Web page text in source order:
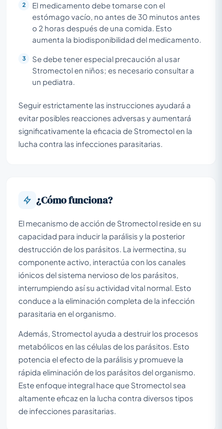
El medicamento debe tomarse con el
estómago vacío, no antes de 30 minutos antes
o 2 horas después de una comida. Esto
aumenta la biodisponibilidad del medicamento.
Se debe tener especial precaución al usar
Stromectol en niños; es necesario consultar a
un pediatra.
Seguir estrictamente las instrucciones ayudará a
evitar posibles reacciones adversas y aumentará
significativamente la eficacia de Stromectol en la
lucha contra las infecciones parasitarias.
¿Cómo funciona?
El mecanismo de acción de Stromectol reside en su
capacidad para inducir la parálisis y la posterior
destrucción de los parásitos. La ivermectina, su
componente activo, interactúa con los canales
iónicos del sistema nervioso de los parásitos,
interrumpiendo así su actividad vital normal. Esto
conduce a la eliminación completa de la infección
parasitaria en el organismo.
Además, Stromectol ayuda a destruir los procesos
metabólicos en las células de los parásitos. Esto
potencia el efecto de la parálisis y promueve la
rápida eliminación de los parásitos del organismo.
Este enfoque integral hace que Stromectol sea
altamente eficaz en la lucha contra diversos tipos
de infecciones parasitarias.